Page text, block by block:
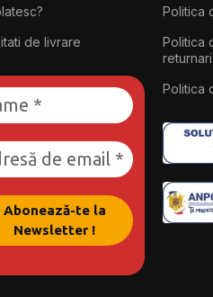
de livrare
Politica
Politica
returnari
Politica